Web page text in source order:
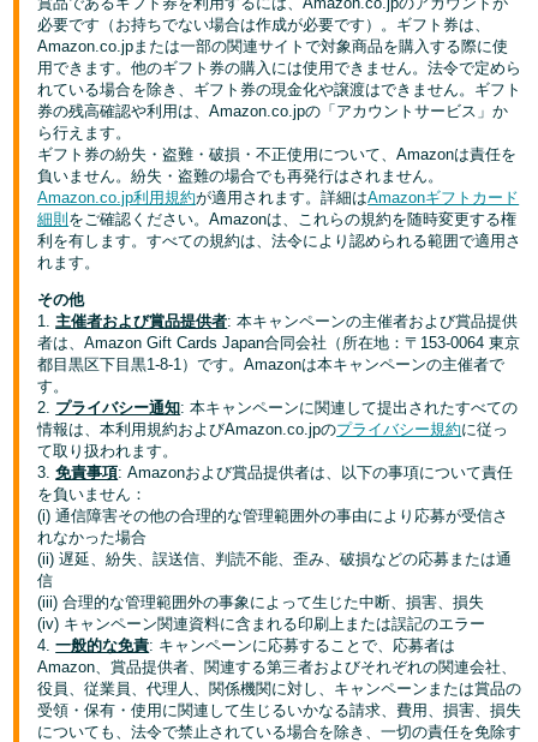
必要です（お持ちでない場合は作成が必要です）。ギフト券は、
Amazon.co.jpまたは一部の関連サイトで対象商品を購入する際に使
用できます。他のギフト券の購入には使用できません。法令で定めら
れている場合を除き、ギフト券の現金化や譲渡はできません。ギフト
券の残高確認や利用は、Amazon.co.jpの「アカウントサービス」か
ら行えます。
ギフト券の紛失・盗難・破損・不正使用について、Amazonは責任を
負いません。紛失・盗難の場合でも再発行はされません。
Amazon.co.jp利用規約が適用されます。詳細はAmazonギフトカード
細則 をご確認ください。Amazonは、これらの規約を随時変更する権
利を有します。すべての規約は、法令により認められる範囲で適用さ
れます。
その他
1.主催者および賞品提供者: 本キャンペーンの主催者および賞品提供
者は、Amazon Gift Cards Japan合同会社（所在地：〒153-0064 東京
都目黒区下目黒1-8-1）です。Amazonは本キャンペーンの主催者で
す。
2. プライバシー通知: 本キャンペーンに関連して提出されたすべての
情報は、本利用規約およびAmazon.co.jpのプライバシー規約に従っ
て取り扱われます。
3.免責事項: Amazonおよび賞品提供者は、以下の事項について責任
を負いません：
(i) 通信障害その他の合理的な管理範囲外の事由により応募が受信さ
れなかった場合
(ii) 遅延、紛失、誤送信、判読不能、歪み、破損などの応募または通
信
(iii) 合理的な管理範囲外の事象によって生じた中断、損害、損失
(iv) キャンペーン関連資料に含まれる印刷上または誤記のエラー
4.一般的な免責: キャンペーンに応募することで、応募者は
Amazon、賞品提供者、関連する第三者およびそれぞれの関連会社、
役員、従業員、代理人、関係機関に対し、キャンペーンまたは賞品の
受領・保有・使用に関連して生じるいかなる請求、費用、損害、損失
についても、法令で禁止されている場合を除き、一切の責任を免除す